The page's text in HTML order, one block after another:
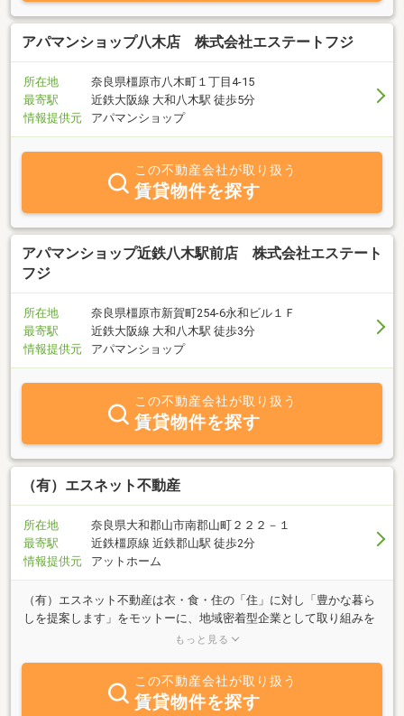
アパマンショップ八木店 株式会社エステートフジ
所在地
奈良県橿原市八木町１丁目4-15
最寄駅
近鉄大阪線 大和八木駅 徒歩5分
情報提供元
アパマンショップ
この不動産会社が取り扱う
賃貸物件を探す
アパマンショップ近鉄八木駅前店 株式会社エステート
フジ
所在地
奈良県橿原市新賀町254-6永和ビル１Ｆ
最寄駅
近鉄大阪線 大和八木駅 徒歩3分
情報提供元
アパマンショップ
この不動産会社が取り扱う
賃貸物件を探す
（有）エスネット不動産
所在地
奈良県大和郡山市南郡山町２２２－１
最寄駅
近鉄橿原線 近鉄郡山駅 徒歩2分
情報提供元
アットホーム
（有）エスネット不動産は衣・食・住の「住」に対し「豊かな暮ら
しを提案します」をモットーに、地域密着型企業として取り組みを
しています。 当社がここに存在するのも地域の方々のおかげだと
って、最高のサービスを提供できるように努力を惜しまないところ
です。 そして最高のサービスを目指し、お客様のお役にたつため
には、私達の能力を高め、常に向上心をもって学び続け、お客様の
もっと見る
この不動産会社が取り扱う
賃貸物件を探す